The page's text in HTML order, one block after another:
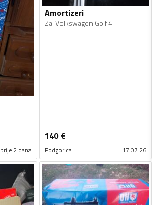
prije 2 dana
Amortizeri
Za:Volkswagen Golf 4
140€
Podgorica 17.07.26